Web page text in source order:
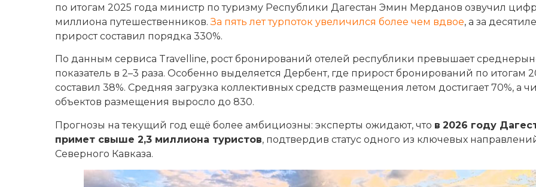
по итогам 2025 года министр по туризму Республики Дагестан Эмин Мерданов озвучил
миллиона путешественников.За пять лет турпоток увеличился более чем вдвое, а за
прирост составил порядка 330%.
По данным сервиса Travelline, рост бронирований отелей республики превышает
показатель в 2–3 раза. Особенно выделяется Дербент, где прирост бронирований по итогам
составил 38%. Средняя загрузка коллективных средств размещения летом достигает 70%, а
объектов размещения выросло до 830.
Прогнозы на текущий год ещё более амбициозны: эксперты ожидают, что в 2026 году
примет свыше 2,3 миллиона туристов, подтвердив статус одного из ключевых
Северного Кавказа.